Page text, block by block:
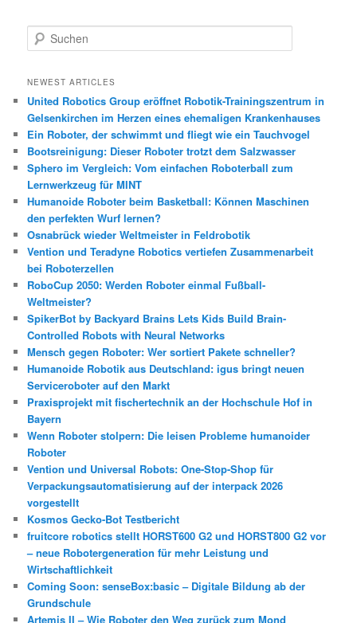
u
h
n
NEWEST ARTICLES
United Robotics Group eröffnet Robotik-Trainingszentrum in
Gelsenkirchen im Herzen eines ehemaligen Krankenhauses
Ein Roboter, der schwimmt und fliegt wie ein Tauchvogel
Bootsreinigung: Dieser Roboter trotzt dem Salzwasser
Sphero im Vergleich: Vom einfachen Roboterball zum
Lernwerkzeug für MINT
Humanoide Roboter beim Basketball: Können Maschinen
den perfekten Wurf lernen?
Osnabrück wieder Weltmeister in Feldrobotik
Vention und Teradyne Robotics vertiefen Zusammenarbeit
bei Roboterzellen
RoboCup 2050: Werden Roboter einmal Fußball-
Weltmeister?
SpikerBot by Backyard Brains Lets Kids Build Brain-
Controlled Robots with Neural Networks
Mensch gegen Roboter: Wer sortiert Pakete schneller?
Humanoide Robotik aus Deutschland: igus bringt neuen
Serviceroboter auf den Markt
Praxisprojekt mit fischertechnik an der Hochschule Hof in
Bayern
Wenn Roboter stolpern: Die leisen Probleme humanoider
Roboter
Vention und Universal Robots: One-Stop-Shop für
Verpackungsautomatisierung auf der interpack 2026
vorgestellt
Kosmos Gecko-Bot Testbericht
fruitcore robotics stellt HORST600 G2 und HORST800 G2 vor
– neue Robotergeneration für mehr Leistung und
Wirtschaftlichkeit
Coming Soon: senseBox:basic – Digitale Bildung ab der
Grundschule
Artemis II – Wie Roboter den Weg zurück zum Mond